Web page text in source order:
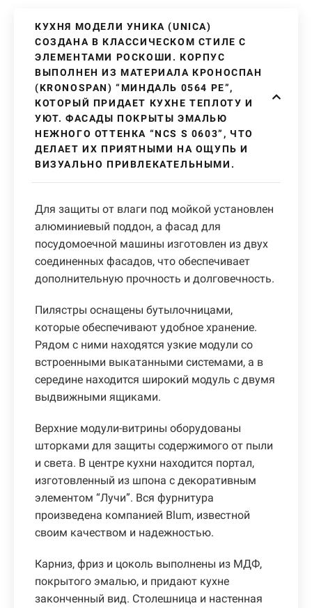
КУХНЯ МОДЕЛИ УНИКА (UNICA)
СОЗДАНА В КЛАССИЧЕСКОМ СТИЛЕ С
ЭЛЕМЕНТАМИ РОСКОШИ. КОРПУС
ВЫПОЛНЕН ИЗ МАТЕРИАЛА КРОНОСПАН
(KRONOSPAN) “МИНДАЛЬ 0564 PE”,
КОТОРЫЙ ПРИДАЕТ КУХНЕ ТЕПЛОТУ И
УЮТ. ФАСАДЫ ПОКРЫТЫ ЭМАЛЬЮ
НЕЖНОГО ОТТЕНКА “NCS S 0603”, ЧТО
ДЕЛАЕТ ИХ ПРИЯТНЫМИ НА ОЩУПЬ И
ВИЗУАЛЬНО ПРИВЛЕКАТЕЛЬНЫМИ.
Для защиты от влаги под мойкой установлен
алюминиевый поддон, а фасад для
посудомоечной машины изготовлен из двух
соединенных фасадов, что обеспечивает
дополнительную прочность и долговечность.
Пилястры оснащены бутылочницами,
которые обеспечивают удобное хранение.
Рядом с ними находятся узкие модули со
встроенными выкатанными системами, а в
середине находится широкий модуль с двумя
выдвижными ящиками.
Верхние модули-витрины оборудованы
шторками для защиты содержимого от пыли
и света. В центре кухни находится портал,
изготовленный из шпона с декоративным
элементом “Лучи”. Вся фурнитура
произведена компанией Blum, известной
своим качеством и надежностью.
Карниз, фриз и цоколь выполнены из МДФ,
покрытого эмалью, и придают кухне
законченный вид. Столешница и настенная